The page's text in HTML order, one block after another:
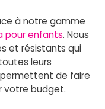
à notre gamme
pour enfants. Nous
et résistants qui
leurs
de faire
votre budget.